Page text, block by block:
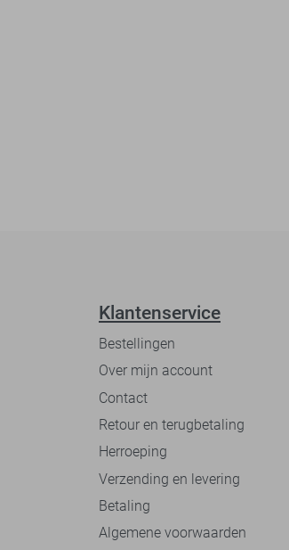
Klantenservice
Bestellingen
Over mijn account
Contact
Retour en terugbetaling
Herroeping
Verzending en levering
Betaling
Algemene voorwaarden